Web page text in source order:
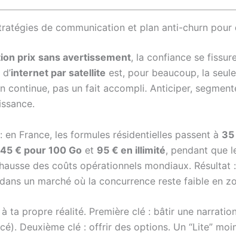
de communication et plan anti-churn pour
prix sans avertissement, la confiance se
internet par satellite est, pour beaucoup, la
continue, pas un fait accompli. Anticiper,
France, les formules résidentielles passent à
45 € pour 100 Go et 95 € en illimité, pendant que
des coûts opérationnels mondiaux. Résultat
un marché où la concurrence reste faible en
ta propre réalité. Première clé : bâtir une
Deuxième clé : offrir des options. Un “Lite”